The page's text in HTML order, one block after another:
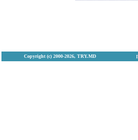
Copyright (с) 2000-2026, TRY.MD